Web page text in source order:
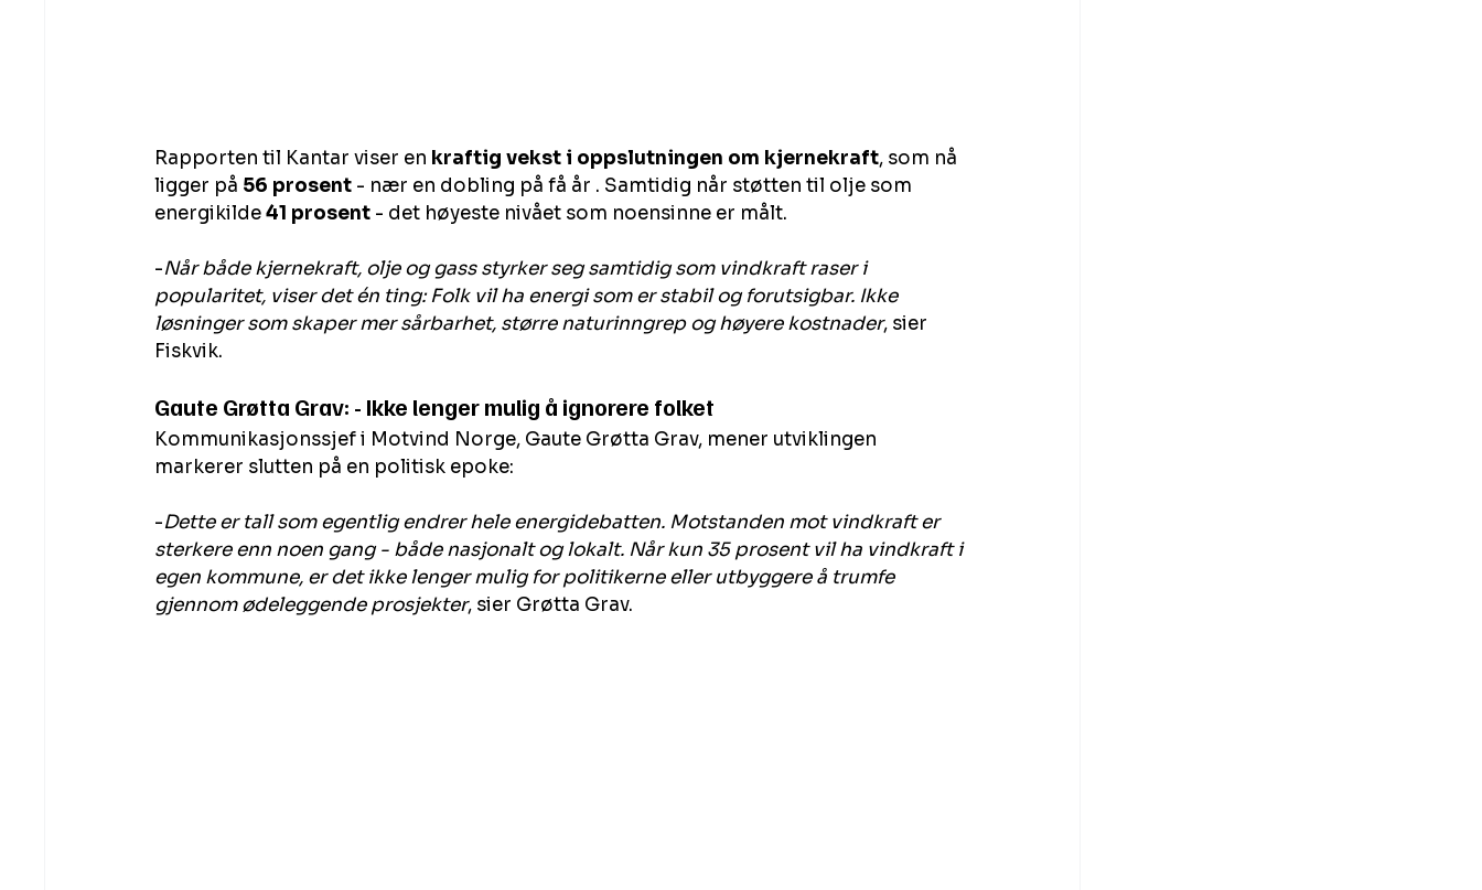
Rapporten til Kantar viser en kraftig vekst i oppslutningen om kjernekraft, som nå
ligger på 56 prosent - nær en dobling på få år . Samtidig når støtten til olje som
energikilde 41 prosent - det høyeste nivået som noensinne er målt.
-Når både kjernekraft, olje og gass styrker seg samtidig som vindkraft raser i
popularitet, viser det én ting: Folk vil ha energi som er stabil og forutsigbar. Ikke
løsninger som skaper mer sårbarhet, større naturinngrep og høyere kostnader, sier
Fiskvik.
Gaute Grøtta Grav: - Ikke lenger mulig å ignorere folket
Kommunikasjonssjef i Motvind Norge, Gaute Grøtta Grav, mener utviklingen
markerer slutten på en politisk epoke:
-Dette er tall som egentlig endrer hele energidebatten. Motstanden mot vindkraft er
sterkere enn noen gang - både nasjonalt og lokalt. Når kun 35 prosent vil ha vindkraft i
egen kommune, er det ikke lenger mulig for politikerne eller utbyggere å trumfe
gjennom ødeleggende prosjekter, sier Grøtta Grav.